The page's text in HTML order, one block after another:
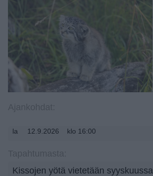
la 12.9.2026 klo 16:00
Kissojen yötä vietetään syyskuussa